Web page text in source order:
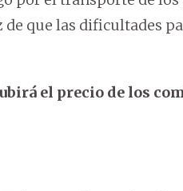
que las dificultades
el precio de los